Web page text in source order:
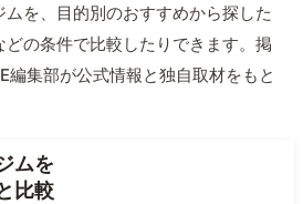
を、目的別のおすすめから探した
どの条件で比較したりできます。掲
編集部が公式情報と独自取材をもと
ムを
比較